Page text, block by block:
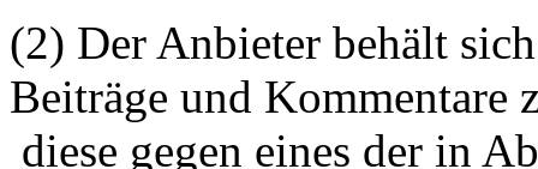
(2) Der Anbieter behält
Beiträge und Kommentare
diese gegen eines der in